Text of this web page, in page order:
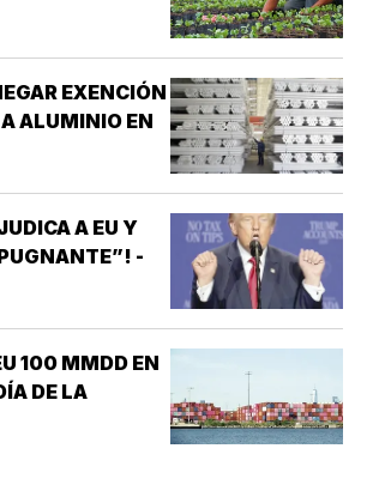
EXENCIÓN
ALUMINIO EN
A EU Y
-
100 MMDD EN
DE LA